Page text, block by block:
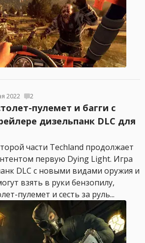
2022 2
пулемет и багги с
дизельпанк DLC для
части Techland продолжает
первую Dying Light. Игра
DLC с новыми видами оружия и
взять в руки бензопилу,
пулемет и сесть за руль...